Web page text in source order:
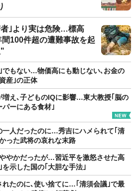
｣より実は危険…標高
100件超の遭難事故を起
｣でもない…物価高にも動じない､お金の
産｣の正体
増え､子どものIQに影響…東大教授｢脳の
ーにある食材｣
一人だったのに…秀吉にハメられて｢清
った武将の哀れな末路
やかだったが…習近平を激怒させた高
示した国の｢大胆な手法｣
れたのに､使い捨てに…｢清須会議｣で最